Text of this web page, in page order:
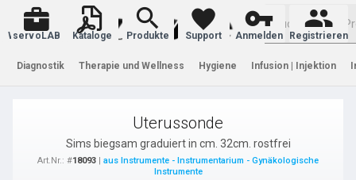
Warenkorb
servoLAB Kataloge Produkte Support Anmelden Registrieren
Diagnostik Therapie und Wellness Hygiene Infusion | Injektion
Uterussonde
Sims biegsam graduiert in cm. 32cm. rostfrei
Art.Nr.: #18093 | aus Instrumente - Instrumentarium - Gynäkologische
Instrumente